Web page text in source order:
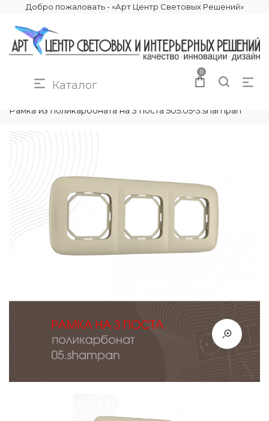
Добро пожаловать - «Арт Центр Световых Решений»
Каталог
0
Рамка из поликарбоната на 3 поста 505.05-3.shampan